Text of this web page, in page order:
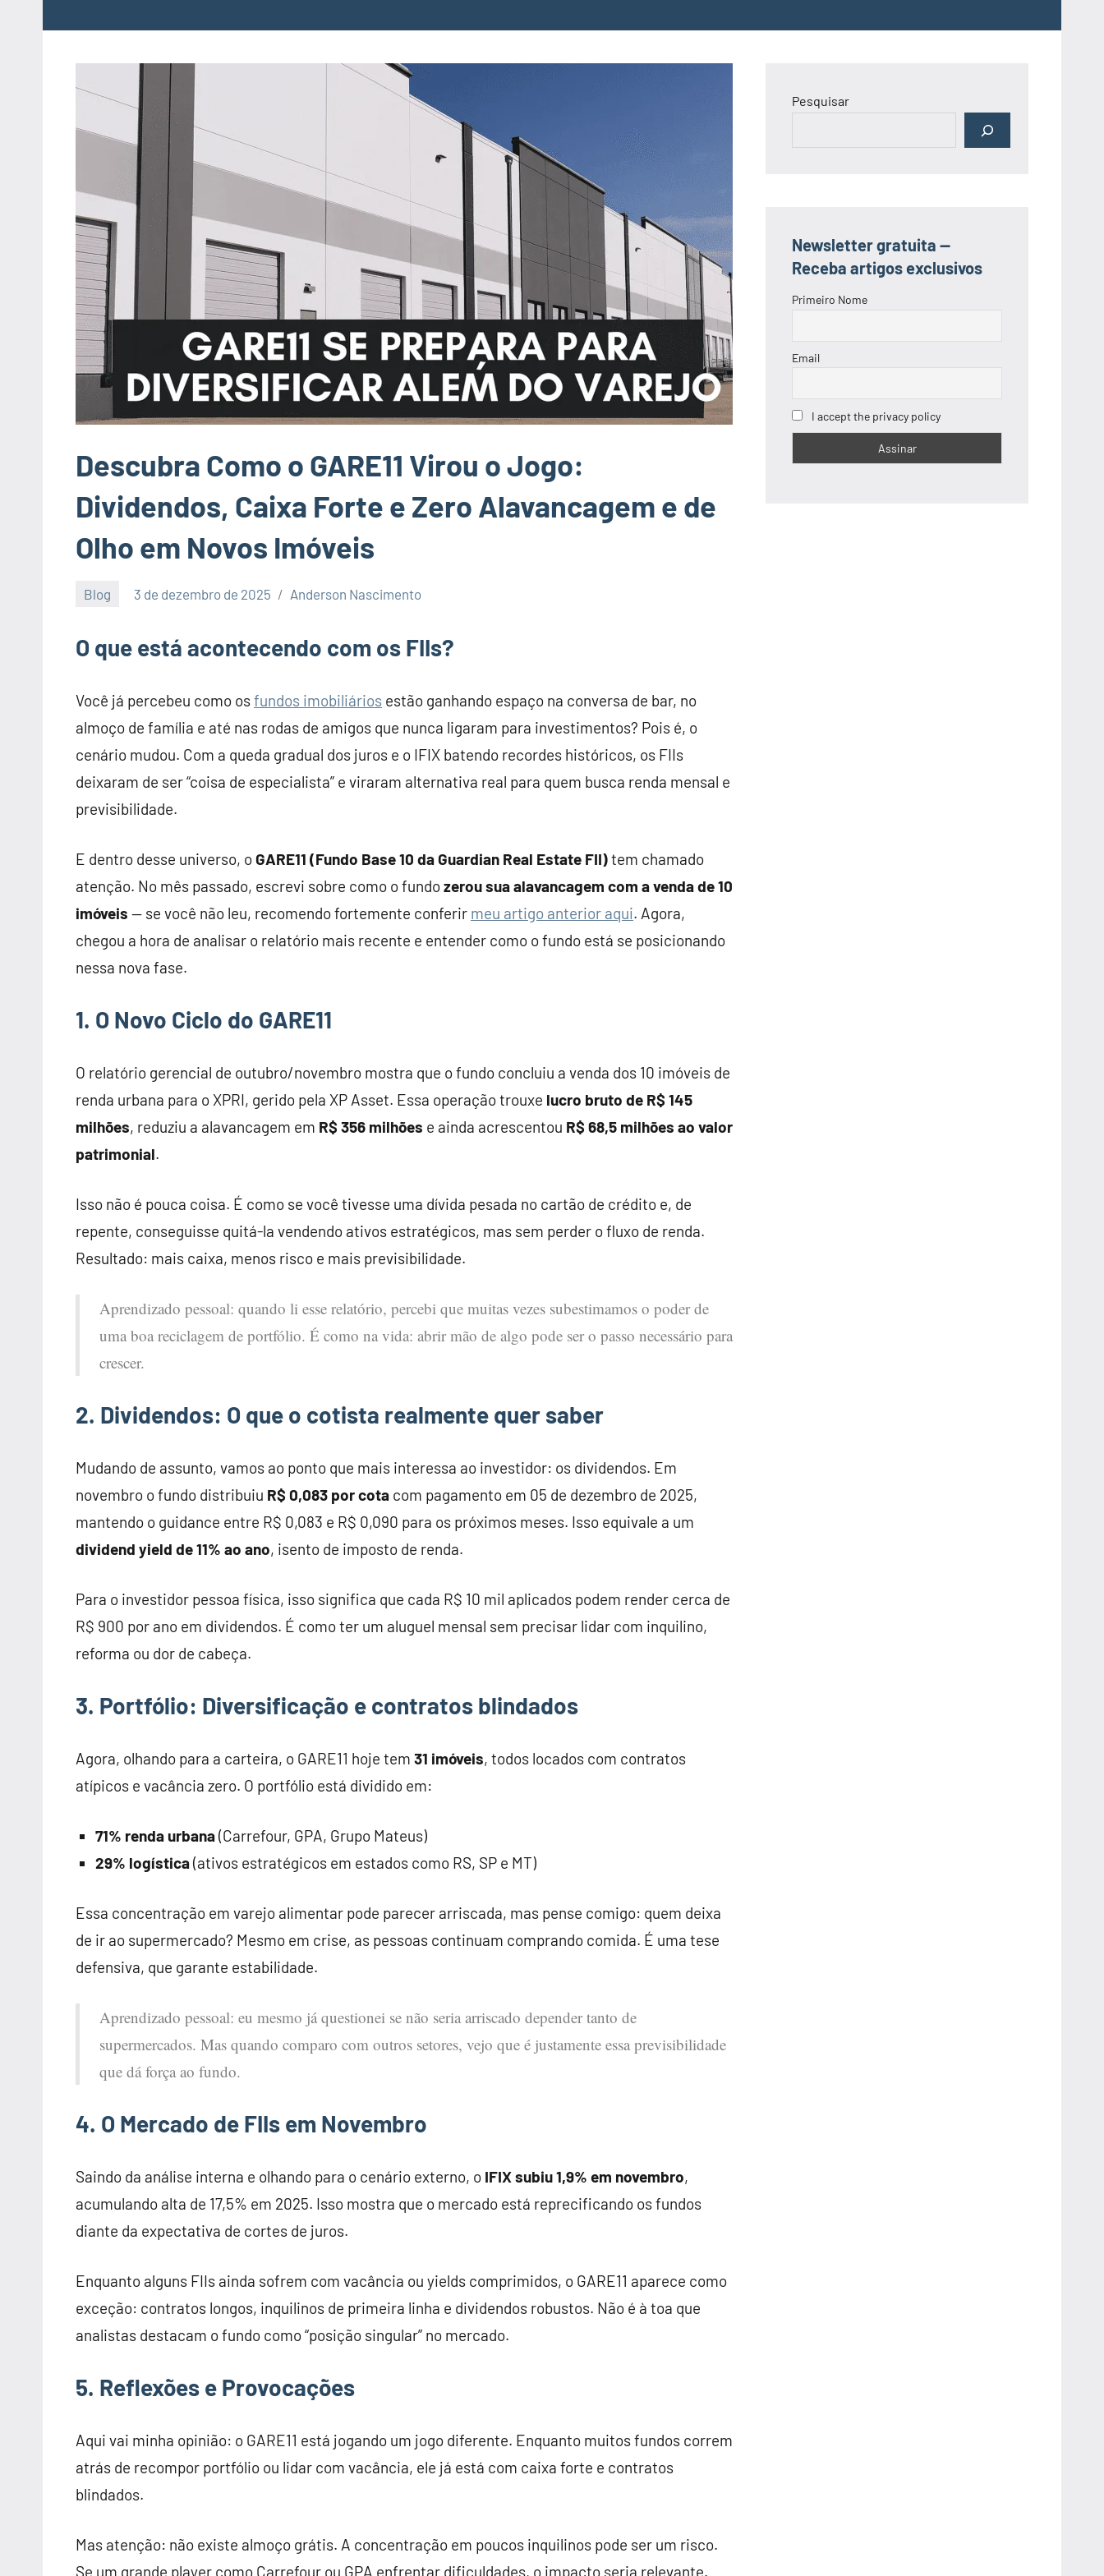
Descubra Como o GARE11 Virou o Jogo:
Dividendos, Caixa Forte e Zero Alavancagem e de
Olho em Novos Imóveis
Blog 3 de dezembro de 2025 Anderson Nascimento
O que está acontecendo com os FIIs?
Você já percebeu como osfundos imobiliários estão ganhando espaço na conversa de bar, no
almoço de família e até nas rodas de amigos que nunca ligaram para investimentos? Pois é, o
cenário mudou. Com a queda gradual dos juros e o IFIX batendo recordes históricos, os FIIs
deixaram de ser “coisa de especialista” e viraram alternativa real para quem busca renda mensal e
previsibilidade.
E dentro desse universo, oGARE11 (Fundo Base 10 da Guardian Real Estate FII)tem chamado
atenção. No mês passado, escrevi sobre como o fundozerou sua alavancagem com a venda de 10
imóveis — se você não leu, recomendo fortemente conferir meu artigo anterior aqui. Agora,
chegou a hora de analisar o relatório mais recente e entender como o fundo está se posicionando
nessa nova fase.
1. O Novo Ciclo do GARE11
O relatório gerencial de outubro/novembro mostra que o fundo concluiu a venda dos 10 imóveis de
renda urbana para o XPRI, gerido pela XP Asset. Essa operação trouxe lucro bruto de R$ 145
milhões, reduziu a alavancagem em R$ 356 milhões e ainda acrescentou R$ 68,5 milhões ao valor
patrimonial.
Isso não é pouca coisa. É como se você tivesse uma dívida pesada no cartão de crédito e, de
repente, conseguisse quitá-la vendendo ativos estratégicos, mas sem perder o fluxo de renda.
Resultado: mais caixa, menos risco e mais previsibilidade.
Aprendizado pessoal: quando li esse relatório, percebi que muitas vezes subestimamos o poder de
uma boa reciclagem de portfólio. É como na vida: abrir mão de algo pode ser o passo necessário para
crescer.
2. Dividendos: O que o cotista realmente quer saber
Mudando de assunto, vamos ao ponto que mais interessa ao investidor: os dividendos. Em
novembro o fundo distribuiu R$ 0,083 por cota com pagamento em 05 de dezembro de 2025,
mantendo o guidance entre R$ 0,083 e R$ 0,090 para os próximos meses. Isso equivale a um
dividend yield de 11% ao ano, isento de imposto de renda.
Para o investidor pessoa física, isso significa que cada R$ 10 mil aplicados podem render cerca de
R$ 900 por ano em dividendos. É como ter um aluguel mensal sem precisar lidar com inquilino,
reforma ou dor de cabeça.
3. Portfólio: Diversificação e contratos blindados
Agora, olhando para a carteira, o GARE11 hoje tem 31 imóveis, todos locados com contratos
atípicos e vacância zero. O portfólio está dividido em:
71% renda urbana(Carrefour, GPA, Grupo Mateus)
29% logística(ativos estratégicos em estados como RS, SP e MT)
Essa concentração em varejo alimentar pode parecer arriscada, mas pense comigo: quem deixa
de ir ao supermercado? Mesmo em crise, as pessoas continuam comprando comida. É uma tese
defensiva, que garante estabilidade.
Aprendizado pessoal: eu mesmo já questionei se não seria arriscado depender tanto de
supermercados. Mas quando comparo com outros setores, vejo que é justamente essa previsibilidade
que dá força ao fundo.
4. O Mercado de FIIs em Novembro
Saindo da análise interna e olhando para o cenário externo, o IFIX subiu 1,9% em novembro,
acumulando alta de 17,5% em 2025. Isso mostra que o mercado está reprecificando os fundos
diante da expectativa de cortes de juros.
Enquanto alguns FIIs ainda sofrem com vacância ou yields comprimidos, o GARE11 aparece como
exceção: contratos longos, inquilinos de primeira linha e dividendos robustos. Não é à toa que
analistas destacam o fundo como “posição singular” no mercado.
5. Reflexões e Provocações
Aqui vai minha opinião: o GARE11 está jogando um jogo diferente. Enquanto muitos fundos correm
atrás de recompor portfólio ou lidar com vacância, ele já está com caixa forte e contratos
blindados.
Mas atenção: não existe almoço grátis. A concentração em poucos inquilinos pode ser um risco.
Se um grande player como Carrefour ou GPA enfrentar dificuldades, o impacto seria relevante.
Pesquisar
Newsletter gratuita —
Receba artigos exclusivos
Primeiro Nome
Email
I accept the privacy policy